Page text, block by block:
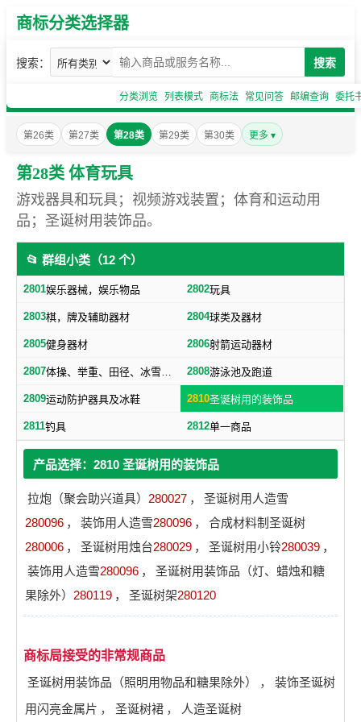
商标分类选择器
搜索： 搜索
分类浏览 列表模式 商标法 常见问答 邮编查询 委托
第26类 第27类 第28类 第29类 第30类 更多 ▾
第28类 体育玩具
游戏器具和玩具；视频游戏装置；体育和运动用
品；圣诞树用装饰品。
📂 群组小类（12 个）
2801娱乐器械，娱乐物品 2802玩具
2803棋，牌及辅助器材 2804球类及器材
2805健身器材 2806射箭运动器材
2807 体操、举重、田径、冰雪及属于本类的其他运动器材 2808游泳池及跑道
2809运动防护器具及冰鞋 2810圣诞树用的装饰品
2811钓具 2812单一商品
产品选择：2810 圣诞树用的装饰品
拉炮（聚会助兴道具） 280027 ，
圣诞树用人造雪
280096 ， 装饰用人造雪280096 ，
合成材料制圣诞树
280006 ， 圣诞树用烛台280029 ， 圣诞树用小铃280039 ，
装饰用人造雪280096 ，
圣诞树用装饰品（灯、蜡烛和糖
果除外） 280119 ， 圣诞树架280120
商标局接受的非常规商品
圣诞树用装饰品（照明用物品和糖果除外）
，
装饰圣诞树
用闪亮金属片 ， 圣诞树裙 ， 人造圣诞树